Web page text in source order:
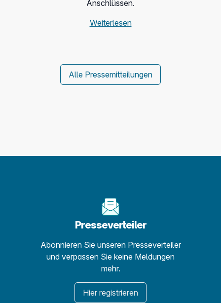
Anschlüssen.
Weiterlesen
Alle Pressemitteilungen
Presseverteiler
Abonnieren Sie unseren Presseverteiler
und verpassen Sie keine Meldungen
mehr.
Hier registrieren